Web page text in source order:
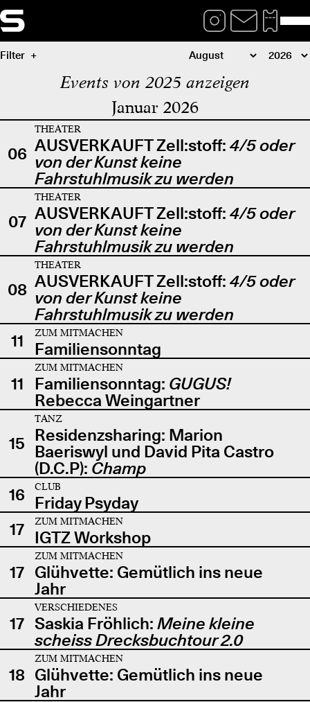
Filter
Events von 2025 anzeigen
Januar 2026
06
THEATER
AUSVERKAUFT Zell:stoff: 4/5 oder
von der Kunst keine
Fahrstuhlmusik zu werden
07
THEATER
AUSVERKAUFT Zell:stoff: 4/5 oder
von der Kunst keine
Fahrstuhlmusik zu werden
08
THEATER
AUSVERKAUFT Zell:stoff: 4/5 oder
von der Kunst keine
Fahrstuhlmusik zu werden
11
ZUM MITMACHEN
Familiensonntag
11
ZUM MITMACHEN
Familiensonntag: GUGUS!
Rebecca Weingartner
15
TANZ
Residenzsharing: Marion
Baeriswyl und David Pita Castro
(D.C.P): Champ
16
CLUB
Friday Psyday
17
ZUM MITMACHEN
IGTZ Workshop
17
ZUM MITMACHEN
Glühvette: Gemütlich ins neue
Jahr
17
VERSCHIEDENES
Saskia Fröhlich: Meine kleine
scheiss Drecksbuchtour 2.0
18
ZUM MITMACHEN
Glühvette: Gemütlich ins neue
Jahr